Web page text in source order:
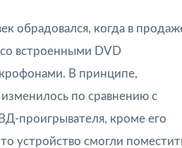
обрадовался, когда в
встроенными DVD
В принципе,
по сравнению с
проигрывателя, кроме его
устройство смогли